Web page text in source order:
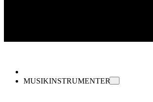
MUSIKINSTRUMENTER